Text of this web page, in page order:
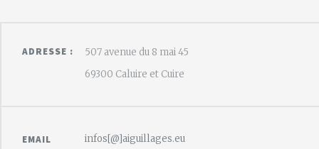
ADRESSE :
507 avenue du 8 mai 45
69300 Caluire et Cuire
EMAIL infos[@]aiguillages.eu